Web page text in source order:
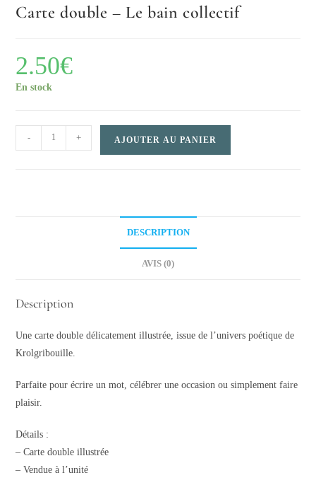
Carte double – Le bain collectif
2.50€
En stock
double
- + AJOUTER AU PANIER
DESCRIPTION
AVIS (0)
Description
Une carte double délicatement illustrée, issue de l’univers poétique de
Krolgribouille.
Parfaite pour écrire un mot, célébrer une occasion ou simplement faire
plaisir.
Détails :
– Carte double illustrée
– Vendue à l’unité